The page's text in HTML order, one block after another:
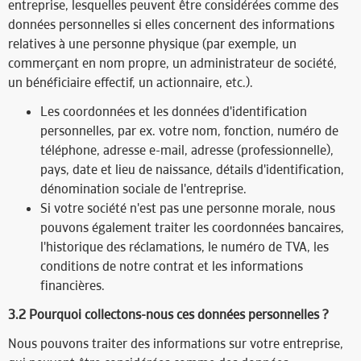
entreprise, lesquelles peuvent être considérées comme des
données personnelles si elles concernent des informations
relatives à une personne physique (par exemple, un
commerçant en nom propre, un administrateur de société,
un bénéficiaire effectif, un actionnaire, etc.).
Les coordonnées et les données d'identification
personnelles, par ex. votre nom, fonction, numéro de
téléphone, adresse e-mail, adresse (professionnelle),
pays, date et lieu de naissance, détails d'identification,
dénomination sociale de l'entreprise.
Si votre société n'est pas une personne morale, nous
pouvons également traiter les coordonnées bancaires,
l'historique des réclamations, le numéro de TVA, les
conditions de notre contrat et les informations
financières.
3.2 Pourquoi collectons-nous ces données personnelles ?​
Nous pouvons traiter des informations sur votre entreprise,